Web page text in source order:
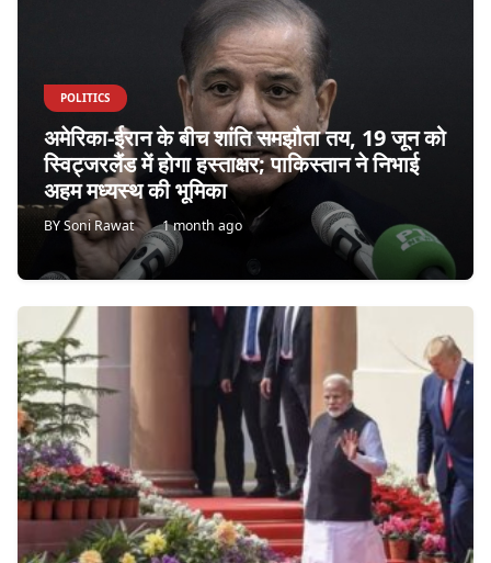
POLITICS
अमेरिका-ईरान के बीच शांति समझौता तय, 19 जून को
स्विट्जरलैंड में होगा हस्ताक्षर; पाकिस्तान ने निभाई
अहम मध्यस्थ की भूमिका
BYSoni Rawat 1 month ago